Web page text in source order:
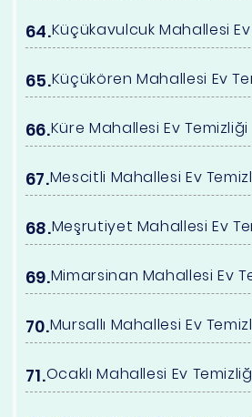
Küçükavulcuk Mahallesi
Küçükören Mahallesi Ev
Küre Mahallesi Ev Temizliği
Mescitli Mahallesi Ev
Meşrutiyet Mahallesi Ev
Mimarsinan Mahallesi Ev
Mursallı Mahallesi Ev
Ocaklı Mahallesi Ev